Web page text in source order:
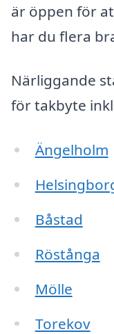
är öppen för
har du flera
Närliggande
för takbyte
Ängelholm
Båstad
Röstånga
Mölle
Torekov